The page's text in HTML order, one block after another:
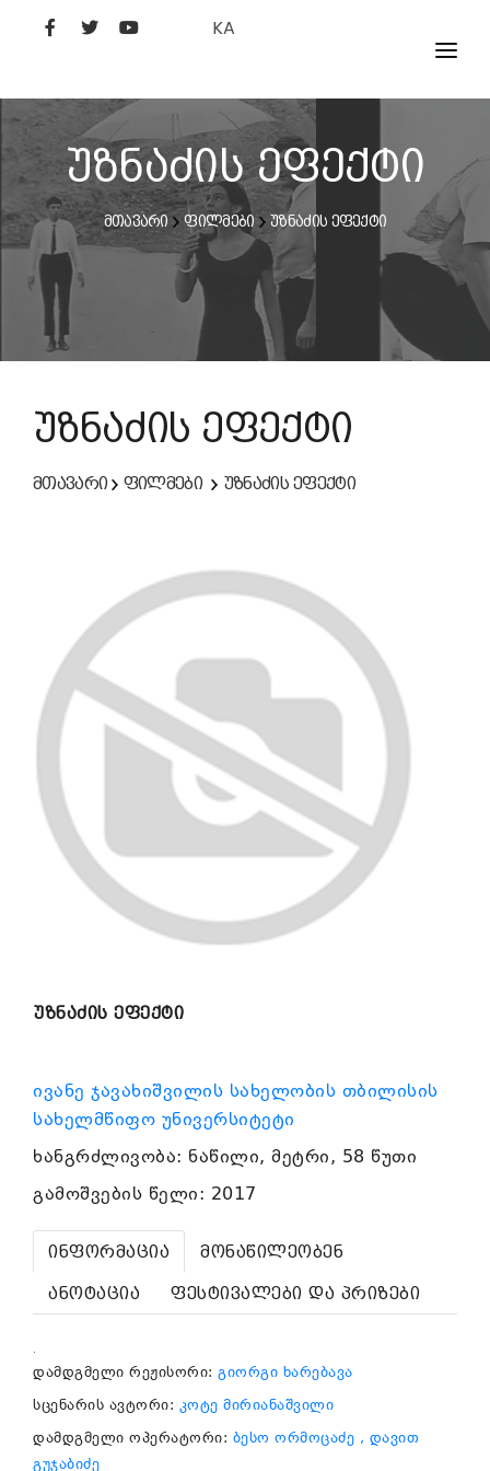
KA
ᲤᲘᲚᲛᲔᲑᲘ
ᲮᲔᲚᲝᲕᲐᲜᲘ
ᲙᲘᲜᲝᲡᲢᲣᲓᲘᲐ
ᲙᲘᲜᲝᲐᲙᲐᲓᲔᲛᲘᲐ
უზნაძის ეფექტი
მთავარი ფილმები უზნაძის ეფექტი
უზნაძის ეფექტი
მთავარი ფილმები უზნაძის ეფექტი
უზნაძის ეფექტი
ივანე ჯავახიშვილის სახელობის თბილისის
სახელმწიფო უნივერსიტეტი
ხანგრძლივობა: ნაწილი, მეტრი, 58 წუთი
გამოშვების წელი: 2017
ინფორმაცია
მონაწილეობენ
ანოტაცია
ფესტივალები და პრიზები
.
დამდგმელი რეჟისორი: გიორგი ხარებავა
სცენარის ავტორი: კოტე მირიანაშვილი
დამდგმელი ოპერატორი: ბესო ორმოცაძე , დავით
გუჯაბიძე